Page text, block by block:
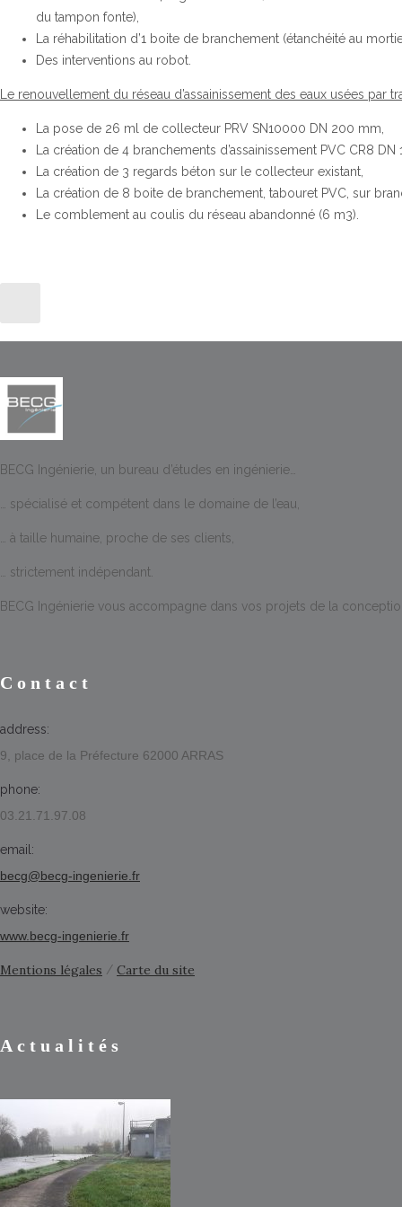
du tampon fonte),
La réhabilitation d’1 boite de branchement (étanchéité au
Des interventions au robot.
Le renouvellement du réseau d’assainissement des eaux usées par
La pose de 26 ml de collecteur PRV SN10000 DN 200 mm,
La création de 4 branchements d’assainissement PVC CR8 DN
La création de 3 regards béton sur le collecteur existant,
La création de 8 boite de branchement, tabouret PVC, sur
Le comblement au coulis du réseau abandonné (6 m3).
BECG Ingénierie, un bureau d’études en ingénierie…
… spécialisé et compétent dans le domaine de l’eau,
… à taille humaine, proche de ses clients,
… strictement indépendant.
BECG Ingénierie vous accompagne dans vos projets de la
Contact
address:
9, place de la Préfecture 62000 ARRAS
phone:
03.21.71.97.08
email:
becg@becg-ingenierie.fr
website:
www.becg-ingenierie.fr
Mentions légales / Carte du site
Actualités